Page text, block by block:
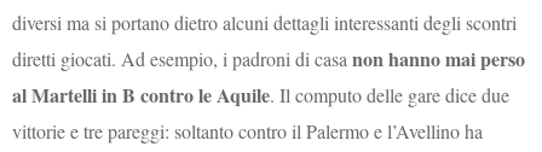
diversi ma si portano dietro alcuni dettagli interessanti degli scontri
diretti giocati. Ad esempio, i padroni di casanon hanno mai perso
al Martelli in B contro le Aquile. Il computo delle gare dice due
vittorie e tre pareggi: soltanto contro il Palermo e l’Avellino ha